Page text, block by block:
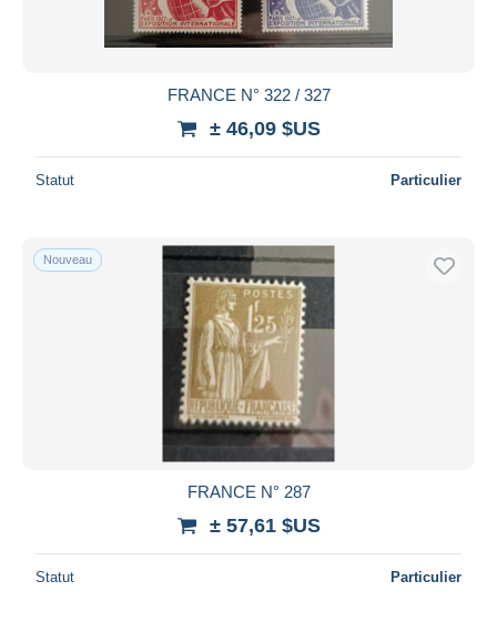
FRANCE N° 322 / 327
± 46,09 $US
Statut Particulier
Nouveau
FRANCE N° 287
± 57,61 $US
Statut Particulier